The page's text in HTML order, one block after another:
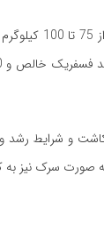
نیاز کودی گیاه
و شرایط رشد